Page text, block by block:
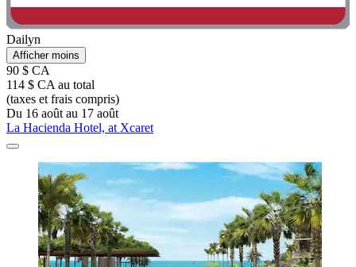
Dailyn
Afficher moins
90 $ CA
114 $ CA au total
(taxes et frais compris)
Du 16 août au 17 août
La Hacienda Hotel, at Xcaret